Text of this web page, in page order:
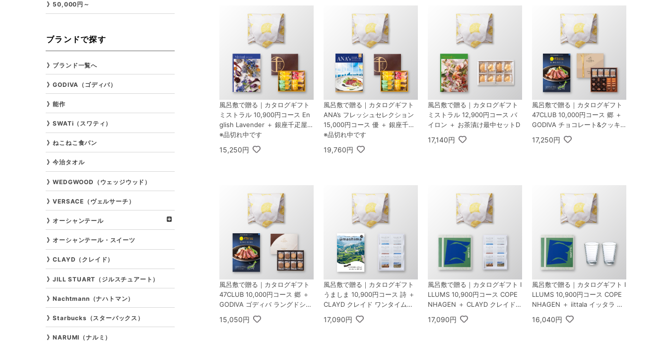
風呂敷で贈る｜カタログギフト
ミストラル 10,900円コース En
glish Lavender ＋ 銀座千疋屋
銀座フルーツクーヘン 8個入
※品切れ中です
15,250円
風呂敷で贈る｜カタログギフト
ANA’s フレッシュセレクション
15,000円コース 優 ＋ 銀座千疋
屋 銀座フルーツクーヘン 8個入
※品切れ中です
19,760円
風呂敷で贈る｜カタログギフト
ミストラル 12,900円コース バ
イロン ＋ お茶漬け最中セットD
17,140円
風呂敷で贈る｜カタログギフト
47CLUB 10,000円コース 郷 ＋
GODIVA チョコレート&クッキ
ー アソートメント（チョコレー
ト19粒入/クッキー8枚入）
17,250円
風呂敷で贈る｜カタログギフト
47CLUB 10,000円コース 郷 ＋
GODIVA ゴディバ ラングドシャ
クッキーアソートメント 30枚入
15,050円
風呂敷で贈る｜カタログギフト
うましま 10,900円コース 詩 ＋
CLAYD クレイド ワンタイムギ
17,090円
風呂敷で贈る｜カタログギフト I
LLUMS 10,900円コース COPE
NHAGEN ＋ CLAYD クレイド
ワンタイムギフト
17,090円
風呂敷で贈る｜カタログギフト I
LLUMS 10,900円コース COPE
NHAGEN ＋ iittala イッタラ ア
イノ・アアルト ハイボール ペア
クリア
16,040円
50,000円～
ブランドで探す
ブランド一覧へ
GODIVA（ゴディバ）
能作
SWATi（スワティ）
ねこねこ食パン
今治タオル
WEDGWOOD（ウェッジウッド）
VERSACE（ヴェルサーチ）
オーシャンテール
オーシャンテール・スイーツ
CLAYD（クレイド）
JILL STUART（ジルスチュアート）
Nachtmann（ナハトマン）
Starbucks（スターバックス）
NARUMI（ナルミ）